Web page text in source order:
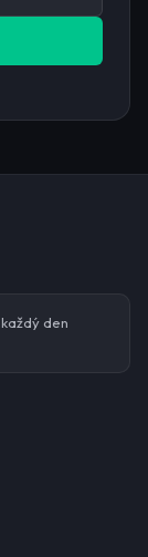
den